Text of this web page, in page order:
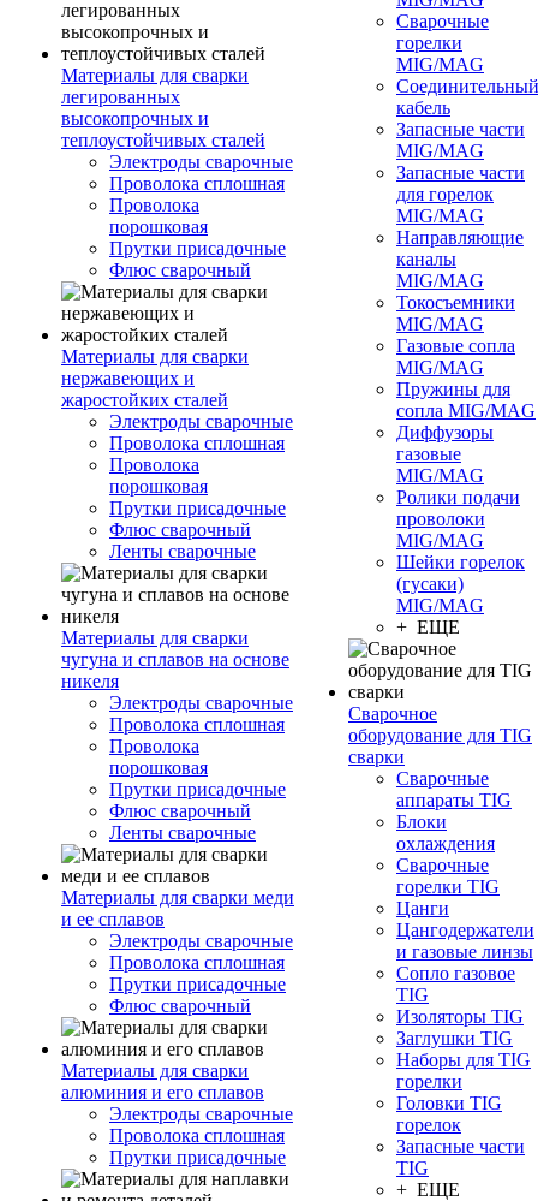
Материалы для сварки
легированных
высокопрочных и
теплоустойчивых сталей
Электроды сварочные
Проволока сплошная
Проволока
порошковая
Прутки присадочные
Флюс сварочный
Материалы для сварки
нержавеющих и
жаростойких сталей
Электроды сварочные
Проволока сплошная
Проволока
порошковая
Прутки присадочные
Флюс сварочный
Ленты сварочные
Материалы для сварки
чугуна и сплавов на основе
никеля
Электроды сварочные
Проволока сплошная
Проволока
порошковая
Прутки присадочные
Флюс сварочный
Ленты сварочные
Материалы для сварки меди
и ее сплавов
Электроды сварочные
Проволока сплошная
Прутки присадочные
Флюс сварочный
Материалы для сварки
алюминия и его сплавов
Электроды сварочные
Проволока сплошная
Прутки присадочные
Сварочные
горелки
MIG/MAG
Соединительный
кабель
Запасные части
MIG/MAG
Запасные части
для горелок
MIG/MAG
Направляющие
каналы
MIG/MAG
Токосъемники
MIG/MAG
Газовые сопла
MIG/MAG
Пружины для
сопла MIG/MAG
Диффузоры
газовые
MIG/MAG
Ролики подачи
проволоки
MIG/MAG
Шейки горелок
(гусаки)
MIG/MAG
+ ЕЩЕ
Сварочное
оборудование для TIG
сварки
Сварочные
аппараты TIG
Блоки
охлаждения
Сварочные
горелки TIG
Цанги
Цангодержатели
и газовые линзы
Сопло газовое
TIG
Изоляторы TIG
Заглушки TIG
Наборы для TIG
горелки
Головки TIG
горелок
Запасные части
TIG
+ ЕЩЕ